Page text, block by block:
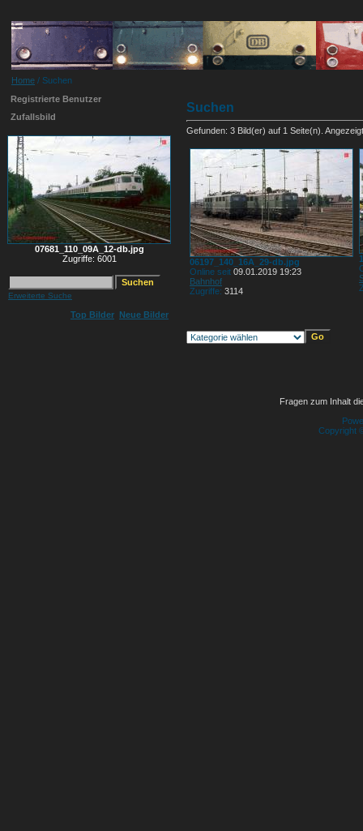
Home / Suchen
Registrierte Benutzer
Zufallsbild
07681_110_09A_12-db.jpg
Zugriffe: 6001
Erweiterte Suche
Top Bilder Neue Bilder
Suchen
Gefunden: 3 Bild(er) auf 1 Seite(n).
06197_140_16A_29-db.jpg
Online seit 09.01.2019 19:23
Bahnhof
Zugriffe: 3114
Fragen zum Inhalt
Copyright